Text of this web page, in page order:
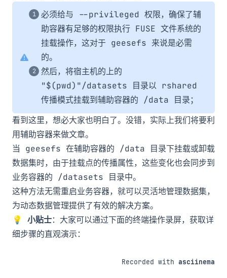
必须给与 --privileged 权限，确保了辅
助容器有足够的权限执行 FUSE 文件系统的
挂载操作，这对于 geesefs 来说是必需
的。
然后，将宿主机的上的
"$(pwd)"/datasets 目录以 rshared
传播模式挂载到辅助容器的 /data 目录；
看到这里，想必大家也明白了。没错，实际上我们将要利
用辅助容器来做文章。
当 geesefs 在辅助容器的 /data 目录下挂载或卸载
数据集时，由于挂载点的传播属性，这些变化也会同步到
业务容器的 /datasets 目录中。
这种方法无需重启业务容器，就可以灵活地管理数据集，
为动态数据管理提供了有效的解决方案。
💡 小贴士：大家可以通过下面的终端操作录屏，获取详
细步骤的直观演示：